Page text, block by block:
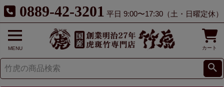
0889-42-3201 平日 9:00〜17:30（土・日曜定休）
MENU カート